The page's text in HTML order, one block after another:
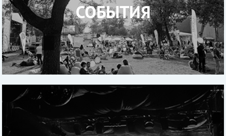
СОБЫТИЯ